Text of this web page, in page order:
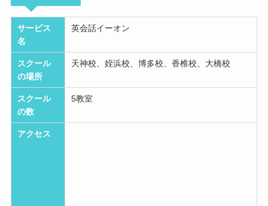
サービス
名
英会話イーオン
スクール
の場所
天神校、姪浜校、博多校、香椎校、大橋校
スクール
の数
5教室
アクセス